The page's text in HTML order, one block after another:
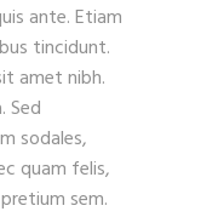
ante. Etiam
tincidunt.
amet nibh.
Sed
sodales,
quam felis,
sem.